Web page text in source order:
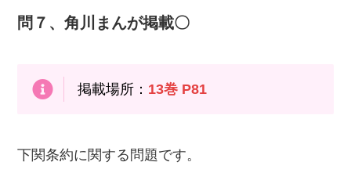
問７、角川まんが掲載〇
掲載場所： 13巻 P81
下関条約に関する問題です。